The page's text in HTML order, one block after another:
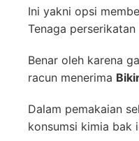
Ini yakni opsi
Tenaga
Benar oleh karena
racun menerima
Dalam pemakaian
konsumsi kimia bak